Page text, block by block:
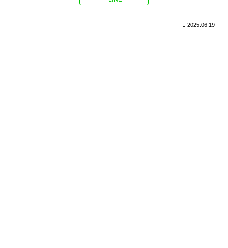
2025.06.19